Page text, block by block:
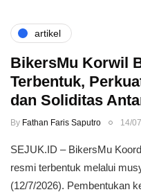
artikel
BikersMu Korwil
Terbentuk,
dan Soliditas
By Fathan Faris Saputro 14/
SEJUK.ID – BikersMu
resmi terbentuk melalui
(12/7/2026). Pembentukan